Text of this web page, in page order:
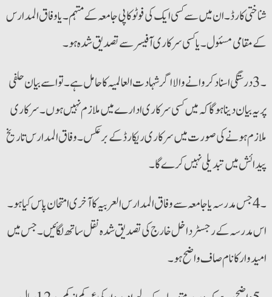
شناختی کارڈ۔ ان میں سے کسی ایک کی فوٹو کاپی جامعہ کے مہتمم۔ یا وفاق المدارس
کے مقامی مسئول۔ یا کسی سرکاری آفیسر سے تصدیق شدہ ہو۔
۔3 درستگی اسناد کروانے والا اگر شہادت العالمیہ کا حامل ہے۔ تو اسے بیان حلفی
پر یہ بیان دینا ہوگا کہ میں کسی سرکاری ادارے میں ملازم نہیں ہوں۔ سرکاری
ملازم ہونے کی صورت میں سرکاری ریکارڈ کے برعکس۔ وفاق المدارس تاریخ
پیدائش میں تبدیلی نہیں کرے گا۔
۔4 جس مدرسہ یا جامعہ سے وفاق المدارس العربیہ کا آخری امتحان پاس کیا ہو۔
اس مدرسہ کے رجسٹر داخل خارج کی تصدیق شدہ نقل ساتھ لگائیں۔ جس میں
امیدوار کا نام صاف واضح ہو۔